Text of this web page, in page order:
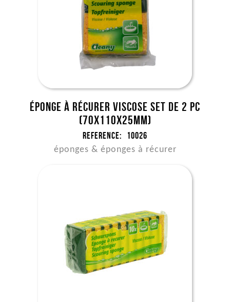
Éponge à récurer viscose set de 2 pc
(70x110x25mm)
Reference: 10026
éponges & éponges à récurer